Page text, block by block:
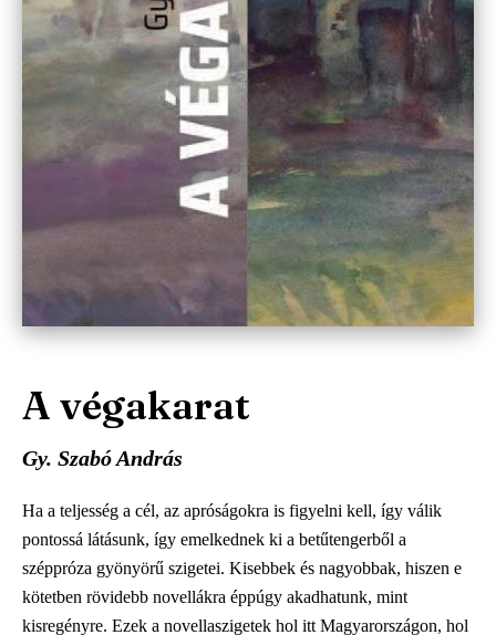
A végakarat
Gy. Szabó András
Ha a teljesség a cél, az apróságokra is figyelni kell, így válik
pontossá látásunk, így emelkednek ki a betűtengerből a
széppróza gyönyörű szigetei. Kisebbek és nagyobbak, hiszen e
kötetben rövidebb novellákra éppúgy akadhatunk, mint
kisregényre. Ezek a novellaszigetek hol itt Magyarországon, hol